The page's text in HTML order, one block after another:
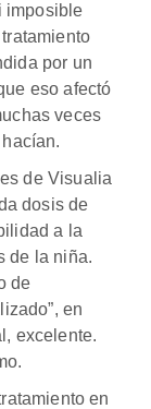
imposible
por un
eso afectó
veces
de Visualia
dosis de
a la
de la niña.
de
en
excelente.
en